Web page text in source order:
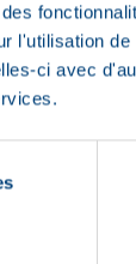
l'utilisation
ci avec